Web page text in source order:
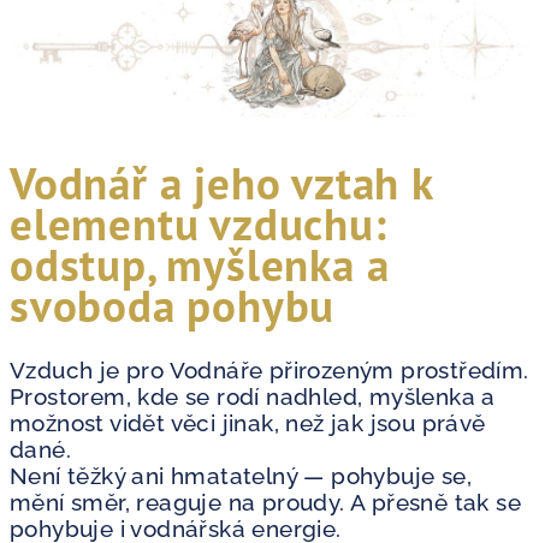
Vodnář a jeho vztah k
elementu vzduchu:
odstup, myšlenka a
svoboda pohybu
Vzduch je pro Vodnáře přirozeným prostředím.
Prostorem, kde se rodí nadhled, myšlenka a
možnost vidět věci jinak, než jak jsou právě
dané.
Není těžký ani hmatatelný — pohybuje se,
mění směr, reaguje na proudy. A přesně tak se
pohybuje i vodnářská energie.